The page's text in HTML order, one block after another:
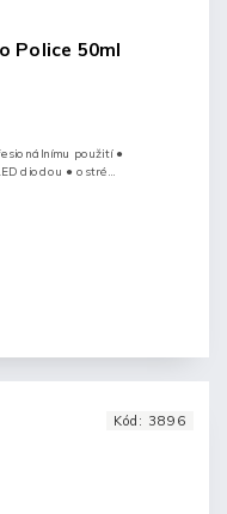
Police 50ml
použití ●
Kód: 3896